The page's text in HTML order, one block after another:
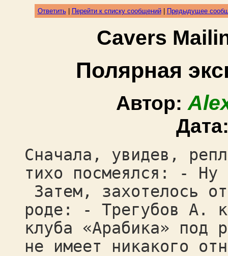
Ответить| Перейти к списку сообщений| Предыдущее
Cavers
Полярная
Автор:
Сначала, увидев,
тихо посмеялся: - Ну
Затем, захотелось
роде: - Трегубов А. к
клуба «Арабика» под
не имеет никакого